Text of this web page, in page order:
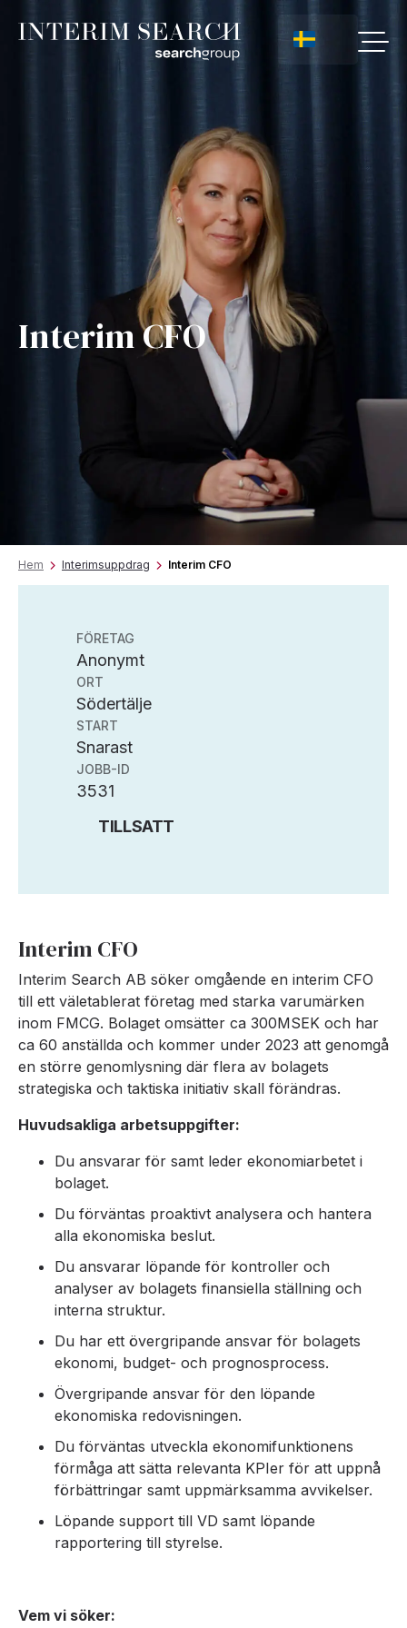
Interim CFO
Hem Interimsuppdrag Interim CFO
FÖRETAG
Anonymt
ORT
Södertälje
START
Snarast
JOBB-ID
3531
TILLSATT
Interim CFO
Interim Search AB söker omgående en interim CFO
till ett väletablerat företag med starka varumärken
inom FMCG. Bolaget omsätter ca 300MSEK och har
ca 60 anställda och kommer under 2023 att genomgå
en större genomlysning där flera av bolagets
strategiska och taktiska initiativ skall förändras.
Huvudsakliga arbetsuppgifter:
Du ansvarar för samt leder ekonomiarbetet i
bolaget.
Du förväntas proaktivt analysera och hantera
alla ekonomiska beslut.
Du ansvarar löpande för kontroller och
analyser av bolagets finansiella ställning och
interna struktur.
Du har ett övergripande ansvar för bolagets
ekonomi, budget- och prognosprocess.
Övergripande ansvar för den löpande
ekonomiska redovisningen.
Du förväntas utveckla ekonomifunktionens
förmåga att sätta relevanta KPIer för att uppnå
förbättringar samt uppmärksamma avvikelser.
Löpande support till VD samt löpande
rapportering till styrelse.
Vem vi söker: